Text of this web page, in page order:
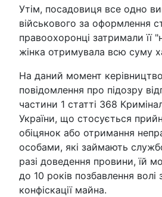
Утім, посадовиця все одно
військового за оформлення
правоохоронці затримали її
жінка отримувала всю суму
На даний момент
повідомлення про підозру
частини 1 статті 368
України, що стосується
обіцянок або отримання
особами, які займають
разі доведення провини, їй
до 10 років позбавлення
конфіскації майна.